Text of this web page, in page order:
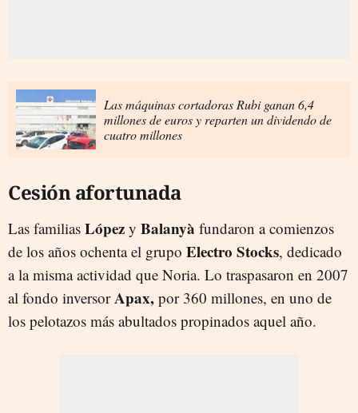
Las máquinas cortadoras Rubi ganan 6,4
millones de euros y reparten un dividendo de
cuatro millones
Cesión afortunada
Las familias López y Balanyà fundaron a comienzos
de los años ochenta el grupo Electro Stocks, dedicado
a la misma actividad que Noria. Lo traspasaron en 2007
al fondo inversorApax, por 360 millones, en uno de
los pelotazos más abultados propinados aquel año.